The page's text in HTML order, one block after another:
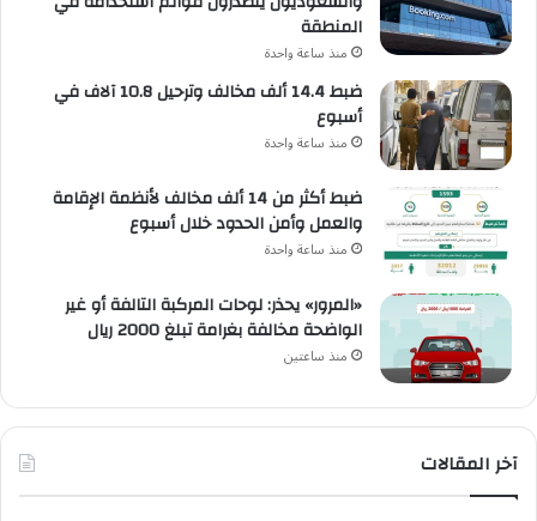
المنطقة
منذ ساعة واحدة
ضبط 14.4 ألف مخالف وترحيل 10.8 آلاف في
أسبوع
منذ ساعة واحدة
ضبط أكثر من 14 ألف مخالف لأنظمة الإقامة
والعمل وأمن الحدود خلال أسبوع
منذ ساعة واحدة
«المرور» يحذر: لوحات المركبة التالفة أو غير
الواضحة مخالفة بغرامة تبلغ 2000 ريال
منذ ساعتين
آخر المقالات